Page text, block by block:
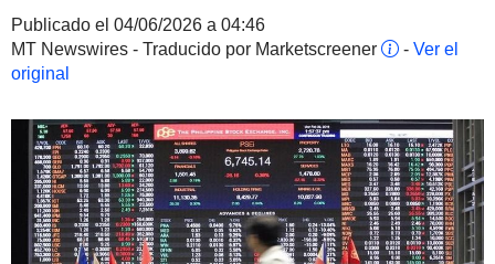
Publicado el 04/06/2026 a 04:46
MT Newswires - Traducido por Marketscreener
- Ver el
original